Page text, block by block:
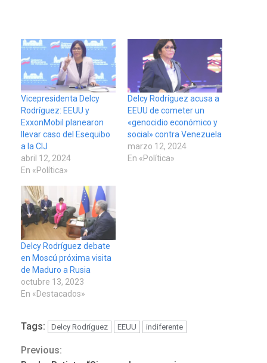
Vicepresidenta Delcy
Rodríguez: EEUU y
ExxonMobil planearon
llevar caso del Esequibo
a la CIJ
abril 12, 2024
En «Política»
Delcy Rodríguez acusa a
EEUU de cometer un
«genocidio económico y
social» contra Venezuela
marzo 12, 2024
En «Política»
Delcy Rodríguez debate
en Moscú próxima visita
de Maduro a Rusia
octubre 13, 2023
En «Destacados»
Tags: Delcy Rodríguez EEUU indiferente
Continue
Previous:
atacaron dos petroleros
sauditas